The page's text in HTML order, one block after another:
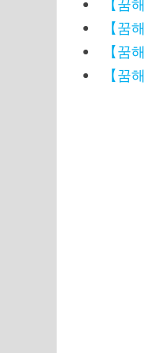
【꿈
【꿈
【꿈
【꿈